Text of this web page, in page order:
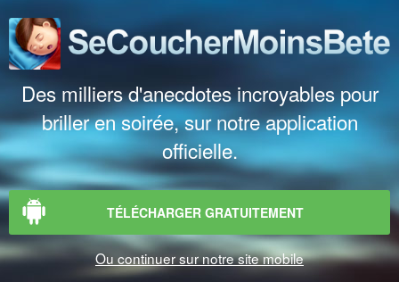
Des milliers d'anecdotes incroyables pour
briller en soirée, sur notre application
officielle.
TÉLÉCHARGER GRATUITEMENT
Ou continuer sur notre site mobile